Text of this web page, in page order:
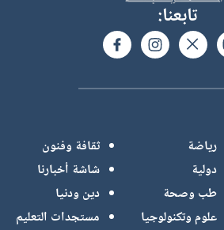
تابعنا:
ثقافة وفنون
شاشة أخبارنا
دين ودنيا
مستجدات التعليم
رياضة
دولية
طب وصحة
علوم وتكنولوجيا